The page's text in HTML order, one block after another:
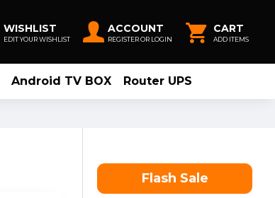
WISHLIST
EDIT YOUR WISHLIST
ACCOUNT
REGISTER OR LOGIN
CART
ADD ITEMS
Android TV BOX Router UPS
Flash Sale